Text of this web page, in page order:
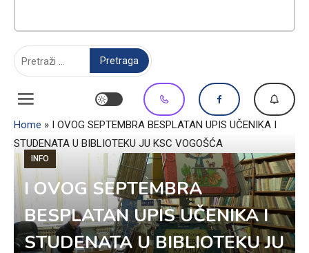
Home » I OVOG SEPTEMBRA BESPLATAN UPIS UČENIKA I
STUDENATA U BIBLIOTEKU JU KSC VOGOŠĆA
INFO
I OVOG SEPTEMBRA
BESPLATAN UPIS UČENIKA I
STUDENATA U BIBLIOTEKU JU